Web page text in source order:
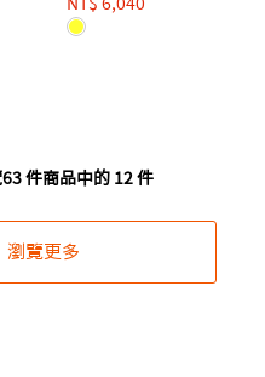
NT$ 6,040
件商品中的 12 件
瀏覽更多